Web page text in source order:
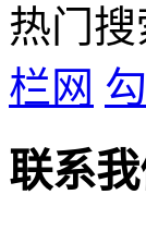
热门搜
栏网
联系我